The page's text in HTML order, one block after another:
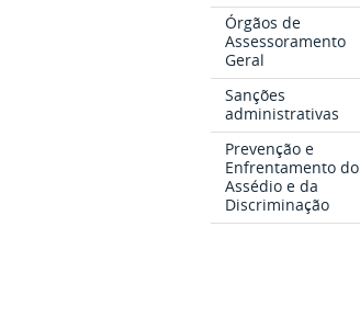
Órgãos de
Assessoramento
Geral
Sanções
administrativas
Prevenção e
Enfrentamento do
Assédio e da
Discriminação